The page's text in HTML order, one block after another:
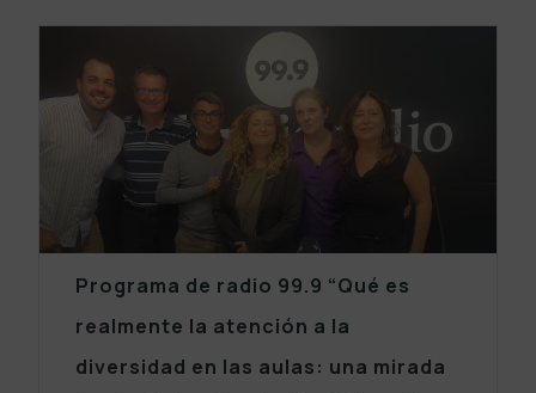
Programa de radio 99.9 “Qué es
realmente la atención a la
diversidad en las aulas: una mirada